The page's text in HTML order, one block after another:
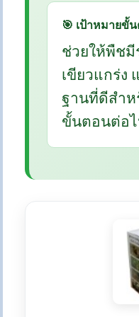
🎯 เป้าหมายขั้
ช่วยให้พืชมี
เขียวแกร่ง
ฐานที่ดีสำ
ขั้นตอนต่อ